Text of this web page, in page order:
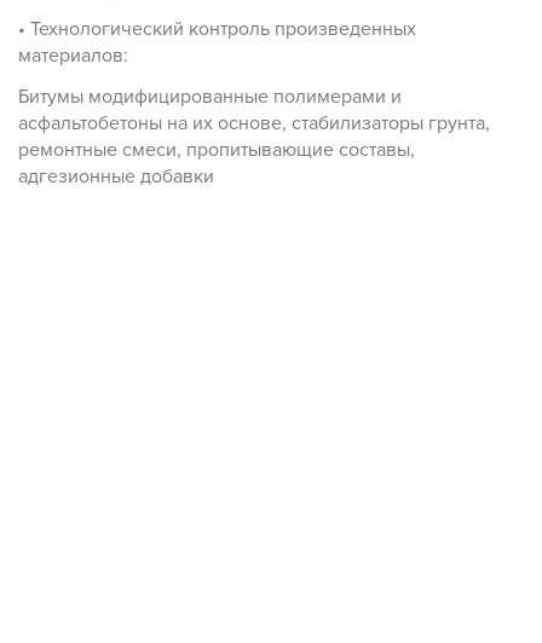
• Технологический контроль произведенных
материалов:
Битумы модифицированные полимерами и
асфальтобетоны на их основе, стабилизаторы грунта,
ремонтные смеси, пропитывающие составы,
адгезионные добавки